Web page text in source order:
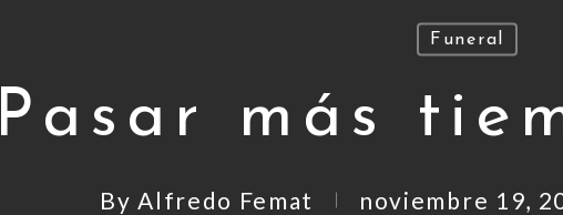
Funeral
Pasar más
By Alfredo Femat noviembre 19,